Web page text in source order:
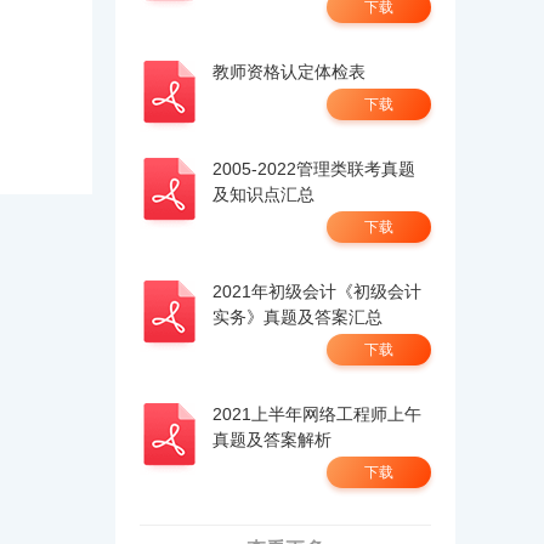
下载
教师资格认定体检表
下载
2005-2022管理类联考真题
及知识点汇总
下载
2021年初级会计《初级会计
实务》真题及答案汇总
下载
2021上半年网络工程师上午
真题及答案解析
下载